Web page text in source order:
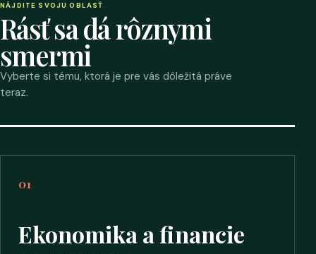
NÁJDITE SVOJU OBLASŤ
Rásť sa dá rôznymi
smermi
Vyberte si tému, ktorá je pre vás dôležitá práve
teraz.
01
Ekonomika a financie